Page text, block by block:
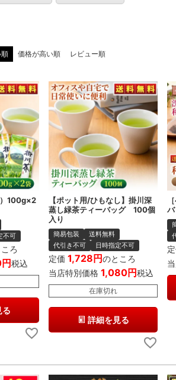
価格が高い順 レビュー順
100g×2
不可
ろ
税込
る
【ポット用/ひもなし】掛川深
蒸し緑茶ティーバッグ 100個
入り
簡易包装
送料無料
代引き不可
日時指定不可
定価 1,728
のところ
当店特別価格 1,080 税込
在庫切れ
詳細を見る